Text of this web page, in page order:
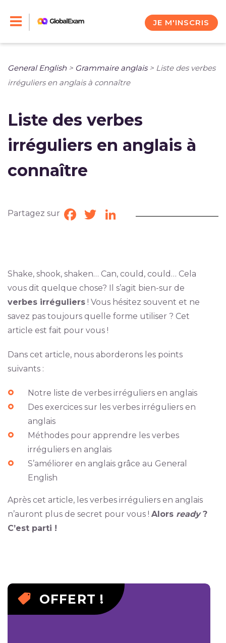
JE M'INSCRIS
General English > Grammaire anglais> Liste des verbes
irréguliers en anglais à connaître
Liste des verbes
irréguliers en anglais à
connaître
Partagez sur Facebook
TwitterLinkedIn
Shake, shook, shaken… Can, could, could… Cela
vous dit quelque chose? Il s’agit bien-sur de
verbes irréguliers! Vous hésitez souvent et ne
savez pas toujours quelle forme utiliser ? Cet
article est fait pour vous !
Dans cet article, nous aborderons les points
suivants :
Notre liste de verbes irréguliers en anglais
Des exercices sur les verbes irréguliers en
anglais
Méthodes pour apprendre les verbes
irréguliers en anglais
S’améliorer en anglais grâce au General
English
Après cet article, les verbes irréguliers en anglais
n’auront plus de secret pour vous ! Alors ready?
C’est parti !
OFFERT !